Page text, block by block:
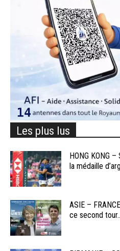
Les plus lus
HONG KONG
la médaille
ASIE –
ce second